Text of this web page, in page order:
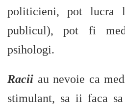
politicieni, pot lucra
publicul), pot fi
psihologi.
Racii au nevoie ca
stimulant, sa ii faca